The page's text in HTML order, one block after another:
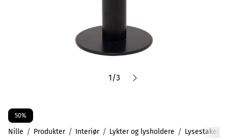
1/3
50%
Nille Produkter Interiør Lykter og lysholdere Lysestaker